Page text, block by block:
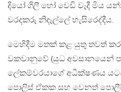
දියෝ ගිලී හෝ වෙඩි වැදී මිය
වරදකරු නිදැල්ලේ හැසිරෙද්දීය.
මෙහිදීම මතක් කළ යුතු තවත්
වකවානුවේ (යුධ අවසානයෙන්
ලේකම්වරයාගේ අධීක්ෂණය
පොලිස් ඒකක සහ වෙනත්